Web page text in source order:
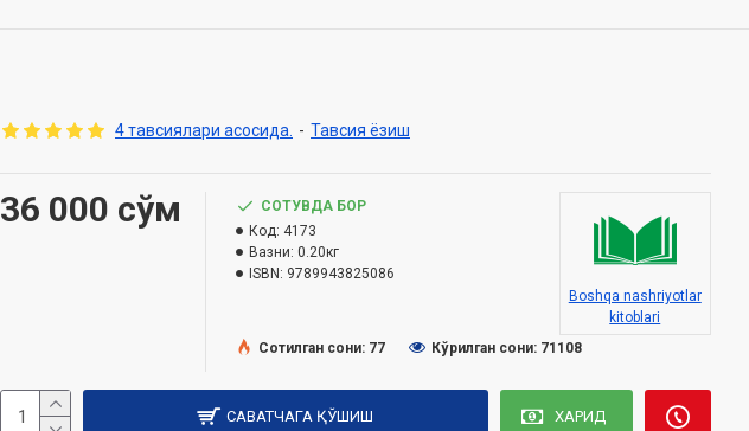
4 тавсиялари асосида. - Тавсия ёзиш
36 000 сўм
СОТУВДА БОР
Код: 4173
Вазни: 0.20кг
ISBN: 9789943825086
Boshqa nashriyotlar
kitoblari
Сотилган сони: 77
Кўрилган сони: 71108
САВАТЧАГА ҚЎШИШ ХАРИД